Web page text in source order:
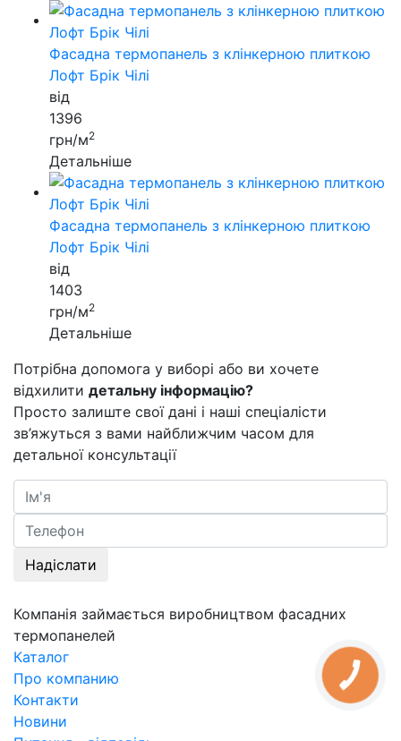
Фасадна термопанель з клінкерною плиткою
Лофт Брiк Чiлi
від
1396
грн/м2
Детальніше
Фасадна термопанель з клінкерною плиткою
Лофт Брiк Чiлi
від
1403
грн/м2
Детальніше
Потрібна допомога у виборі або ви хочете
відхилити детальну інформацію?
Просто залиште свої дані і наші спеціалісти
зв’яжуться з вами найближчим часом для
детальної консультації
Надіслати
Компанія займається виробництвом фасадних
термопанелей
Каталог
Про компанию
Контакти
Новини
КНОПКА
ЗВ'ЯЗКУ